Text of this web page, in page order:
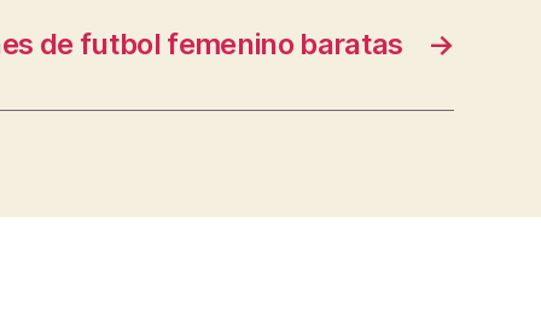
→
de futbol femenino baratas